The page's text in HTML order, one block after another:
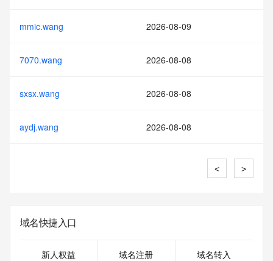
mmic.wang 2026-08-09
7070.wang 2026-08-08
sxsx.wang 2026-08-08
aydj.wang 2026-08-08
< >
域名快捷入口
新人权益 域名注册 域名转入